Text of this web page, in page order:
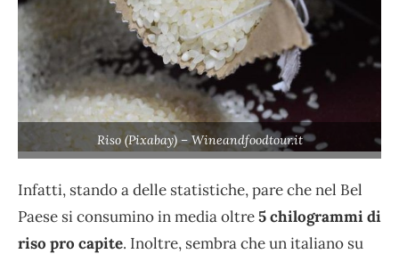
Riso (Pixabay) – Wineandfoodtour.it
Infatti, stando a delle statistiche, pare che nel Bel
Paese si consumino in media oltre5 chilogrammi di
riso pro capite. Inoltre, sembra che un italiano su